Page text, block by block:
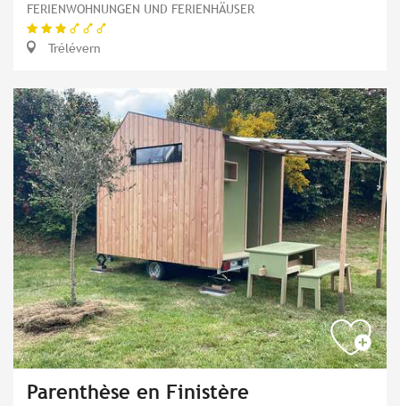
FERIENWOHNUNGEN UND FERIENHÄUSER
Trélévern
Parenthèse en Finistère